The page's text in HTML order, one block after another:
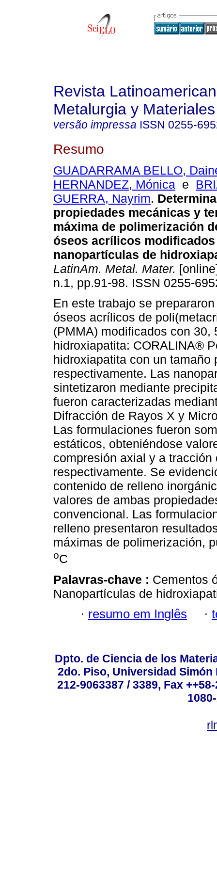
Revista
Metalurgia y Materiales
versão impressa ISSN 0255-
Resumo
GUADARRAMA BELLO,
HERNANDEZ, Mónica e
GUERRA, Nayrim.
propiedades mecánicas y
máxima de polimerización
óseos acrílicos
nanopartículas de
LatinAm. Metal. Mater.
n.1, pp.91-98. ISSN 0255-
En este trabajo se
óseos acrílicos de
(PMMA) modificados con
hidroxiapatita: CORALINA®
hidroxiapatita con un tamaño
respectivamente. Las
sintetizaron mediante
fueron caracterizadas
Difracción de Rayos X y
Las formulaciones fueron
estáticos, obteniéndose
compresión axial y a
respectivamente. Se
contenido de relleno
valores de ambas
convencional. Las
relleno presentaron
máximas de polimerización,
oC
Palavras-chave : Cementos
Nanopartículas de
· resumo em Inglês ·
Dpto. de Ciencia de los
2do. Piso, Universidad
212-9063387 / 3389, Fax